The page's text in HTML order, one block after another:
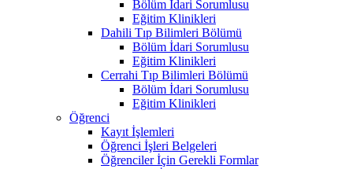
Bölüm İdari Sorumlusu
Eğitim Klinikleri
Dahili Tıp Bilimleri Bölümü
Bölüm İdari Sorumlusu
Eğitim Klinikleri
Cerrahi Tıp Bilimleri Bölümü
Bölüm İdari Sorumlusu
Eğitim Klinikleri
Öğrenci
Kayıt İşlemleri
Öğrenci İşleri Belgeleri
Öğrenciler İçin Gerekli Formlar